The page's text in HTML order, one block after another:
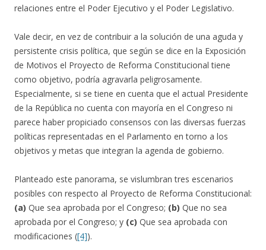
relaciones entre el Poder Ejecutivo y el Poder Legislativo.
Vale decir, en vez de contribuir a la solución de una aguda y
persistente crisis política, que según se dice en la Exposición
de Motivos el Proyecto de Reforma Constitucional tiene
como objetivo, podría agravarla peligrosamente.
Especialmente, si se tiene en cuenta que el actual Presidente
de la República no cuenta con mayoría en el Congreso ni
parece haber propiciado consensos con las diversas fuerzas
políticas representadas en el Parlamento en torno a los
objetivos y metas que integran la agenda de gobierno.
Planteado este panorama, se vislumbran tres escenarios
posibles con respecto al Proyecto de Reforma Constitucional:
(a) Que sea aprobada por el Congreso; (b) Que no sea
aprobada por el Congreso; y (c) Que sea aprobada con
modificaciones ([4]).